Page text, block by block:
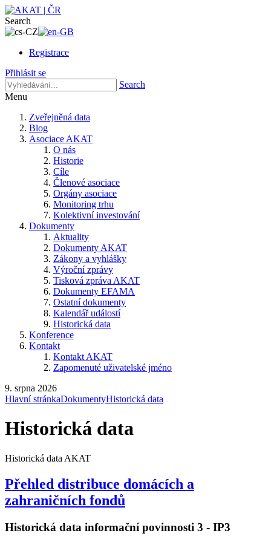
Search
Registrace
Přihlásit se
Search
Menu
Zveřejněná data
Blog
Asociace AKAT
O nás
Historie
Cíle
Členové asociace
Orgány asociace
Monitoring trhu
Kolektivní investování
Dokumenty
Aktuality
Dokumenty AKAT
Zákony a vyhlášky
Výroční zprávy
Tisková zpráva AKAT
Dokumenty EFAMA
Ostatní dokumenty
Kalendář událostí
Historická data
Konference
Kontakt
Kontakt AKAT
Zapomenuté uživatelské jméno
9. srpna 2026
Hlavní stránkaDokumentyHistorická data
Historická data
Historická data AKAT
Přehled distribuce domácích a
zahraničních fondů
Historická data informační povinnosti 3 - IP3